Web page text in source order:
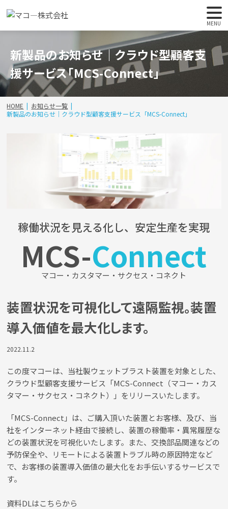
MENU
新製品のお知らせ｜クラウド型顧客支
援サービス「MCS-Connect」
HOME
お知らせ一覧
新製品のお知らせ｜クラウド型顧客支援サービス「MCS-Connect」
稼働状況を見える化し、安定生産を実現
MCS-Connect
マコー・カスタマー・サクセス・コネクト
装置状況を可視化して遠隔監視。装置
導入価値を最大化します。
2022.11.2
この度マコーは、当社製ウェットブラスト装置を対象とした、
クラウド型顧客支援サービス「MCS-Connect（マコー・カス
タマー・サクセス・コネクト）」をリリースいたします。
「MCS-Connect」は、ご購入頂いた装置とお客様、及び、当
社をインターネット経由で接続し、装置の稼働率・異常履歴な
どの装置状況を可視化いたします。また、交換部品関連などの
予防保全や、リモートによる装置トラブル時の原因特定など
で、お客様の装置導入価値の最大化をお手伝いするサービスで
す。
資料DLはこちらから